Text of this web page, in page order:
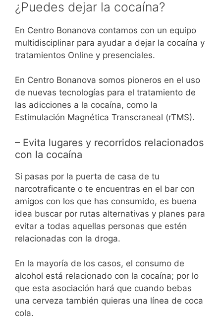
¿Puedes dejar la cocaína?
En Centro Bonanova contamos con un equipo
multidisciplinar para ayudar a dejar la cocaína y
tratamientos Online y presenciales.
En Centro Bonanova somos pioneros en el uso
de nuevas tecnologías para el tratamiento de
las adicciones a la cocaína, como la
Estimulación Magnética Transcraneal (rTMS).
– Evita lugares y recorridos relacionados
con la cocaína
Si pasas por la puerta de casa de tu
narcotraficante o te encuentras en el bar con
amigos con los que has consumido, es buena
idea buscar por rutas alternativas y planes para
evitar a todas aquellas personas que estén
relacionadas con la droga.
En la mayoría de los casos, el consumo de
alcohol está relacionado con la cocaína; por lo
que esta asociación hará que cuando bebas
una cerveza también quieras una línea de coca
cola.